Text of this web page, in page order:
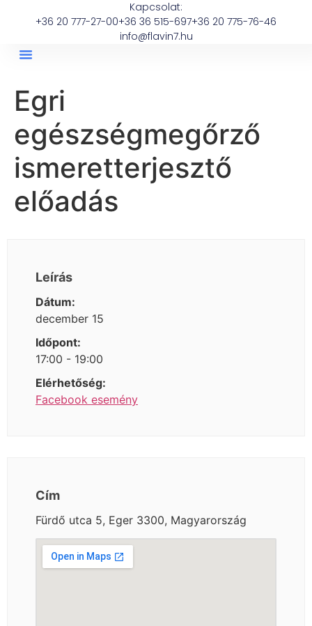
Kapcsolat:
+36 20 777-27-00+36 36 515-697+36 20 775-76-46
info@flavin7.hu
Egri
egészségmegőrző
ismeretterjesztő
előadás
Leírás
Dátum:
december 15
Időpont:
17:00 - 19:00
Elérhetőség:
Facebook esemény
Cím
Fürdő utca 5, Eger 3300, Magyarország